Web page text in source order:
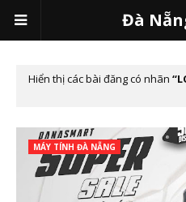
Đà
Hiển thị các bài đăng có nhãn
MÁY TÍNH ĐÀ NẴNG